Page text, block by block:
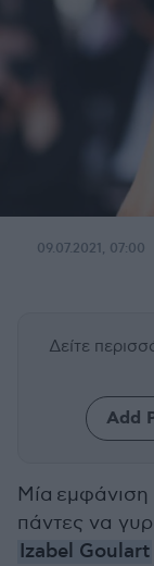
09.07.2021, 07:00
Δείτε
Add
Μία
πάντες να
Izabel Goulart